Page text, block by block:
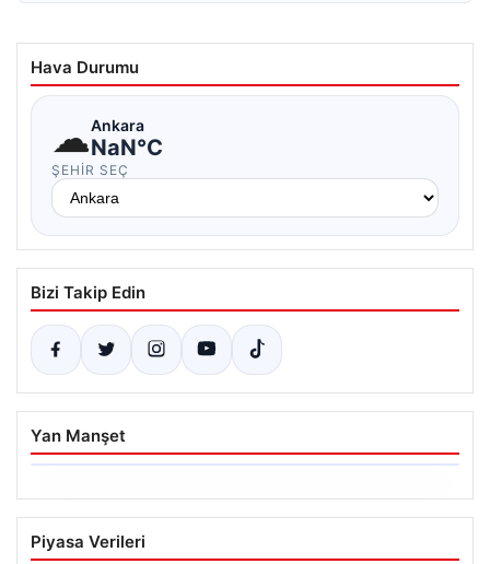
Hava Durumu
☁Ankara
NaN°C
ŞEHIR SEÇ
Bizi Takip Edin
Yan Manşet
06.08.2026
Hakkında icra takibi başlatan avukatı
katletmişti. İstenen ceza belli oldu
Piyasa Verileri